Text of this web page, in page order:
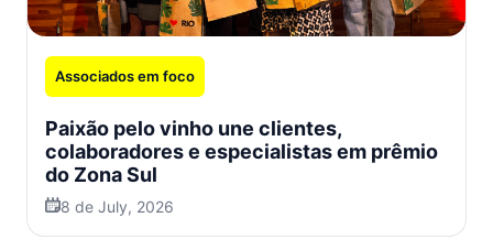
Associados em foco
Paixão pelo vinho une clientes,
colaboradores e especialistas em prêmio
do Zona Sul
8 de July, 2026